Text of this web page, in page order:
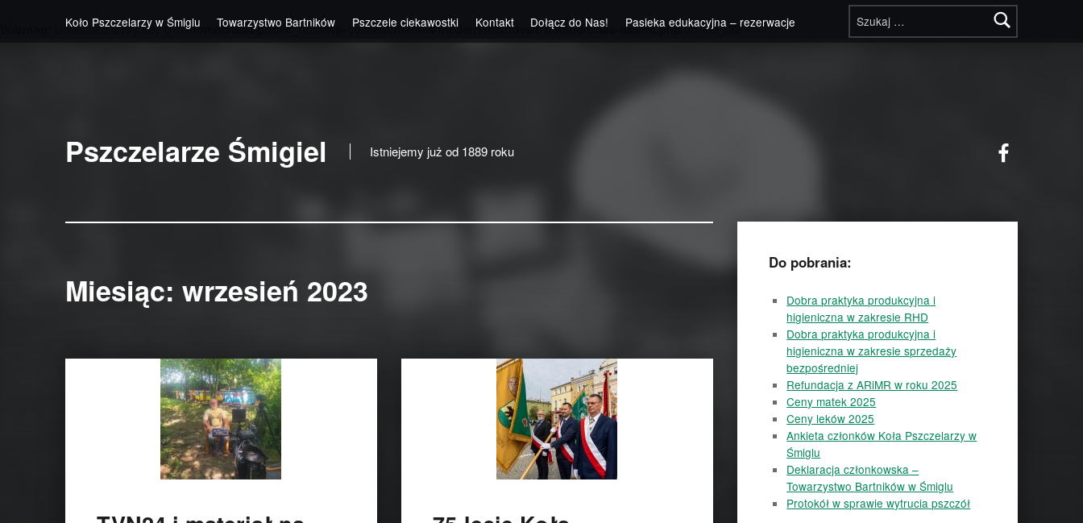
: Undefined array key 0 in/home/stas4/public_html/wp-content/themes/modern/includes/frontend/class-assets.phpon line132
Szukaj:
Koło Pszczelarzy w Śmiglu
Towarzystwo Bartników Pszczele ciekawostki Kontakt Dołącz do Nas! Pasieka edukacyjna – rezerwacje
Pszczelarze Śmigiel Istniejemy już od 1889 roku
Miesiąc: wrzesień 2023
Do pobrania:
Dobra praktyka produkcyjna i
higieniczna w zakresie RHD
Dobra praktyka produkcyjna i
higieniczna w zakresie sprzedaży
bezpośredniej
Refundacja z ARiMR w roku 2025
Ceny matek 2025
Ceny leków 2025
Ankieta członków Koła Pszczelarzy w
Śmiglu
Deklaracja członkowska –
Towarzystwo Bartników w Śmiglu
Protokół w sprawie wytrucia pszczół